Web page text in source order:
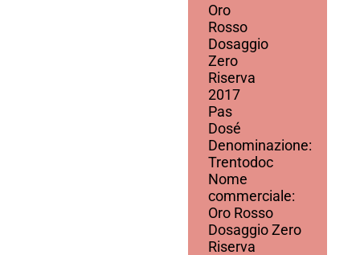
Oro
Rosso
Dosaggio
Zero
Riserva
2017
Pas
Dosé
Denominazione:
Trentodoc
Nome
commerciale:
Oro Rosso
Dosaggio Zero
Riserva